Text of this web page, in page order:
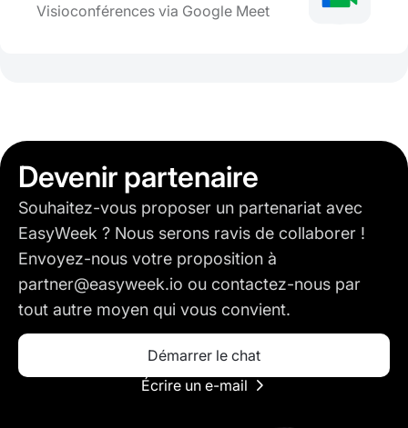
Visioconférences via Google Meet
Devenir partenaire
Souhaitez-vous proposer un partenariat avec
EasyWeek ? Nous serons ravis de collaborer !
Envoyez-nous votre proposition à
partner@easyweek.io ou contactez-nous par
tout autre moyen qui vous convient.
Démarrer le chat
Écrire un e-mail